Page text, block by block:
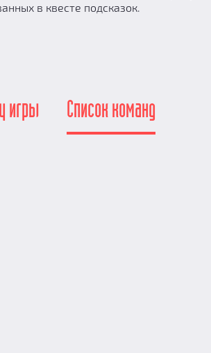
в квесте подсказок.
игры Список команд